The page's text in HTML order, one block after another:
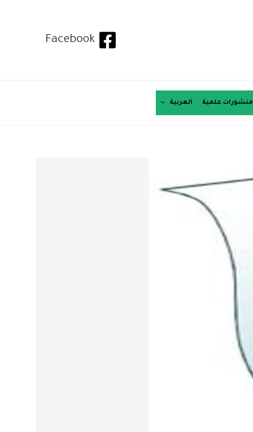
Facebook
منشورات علمية العربية